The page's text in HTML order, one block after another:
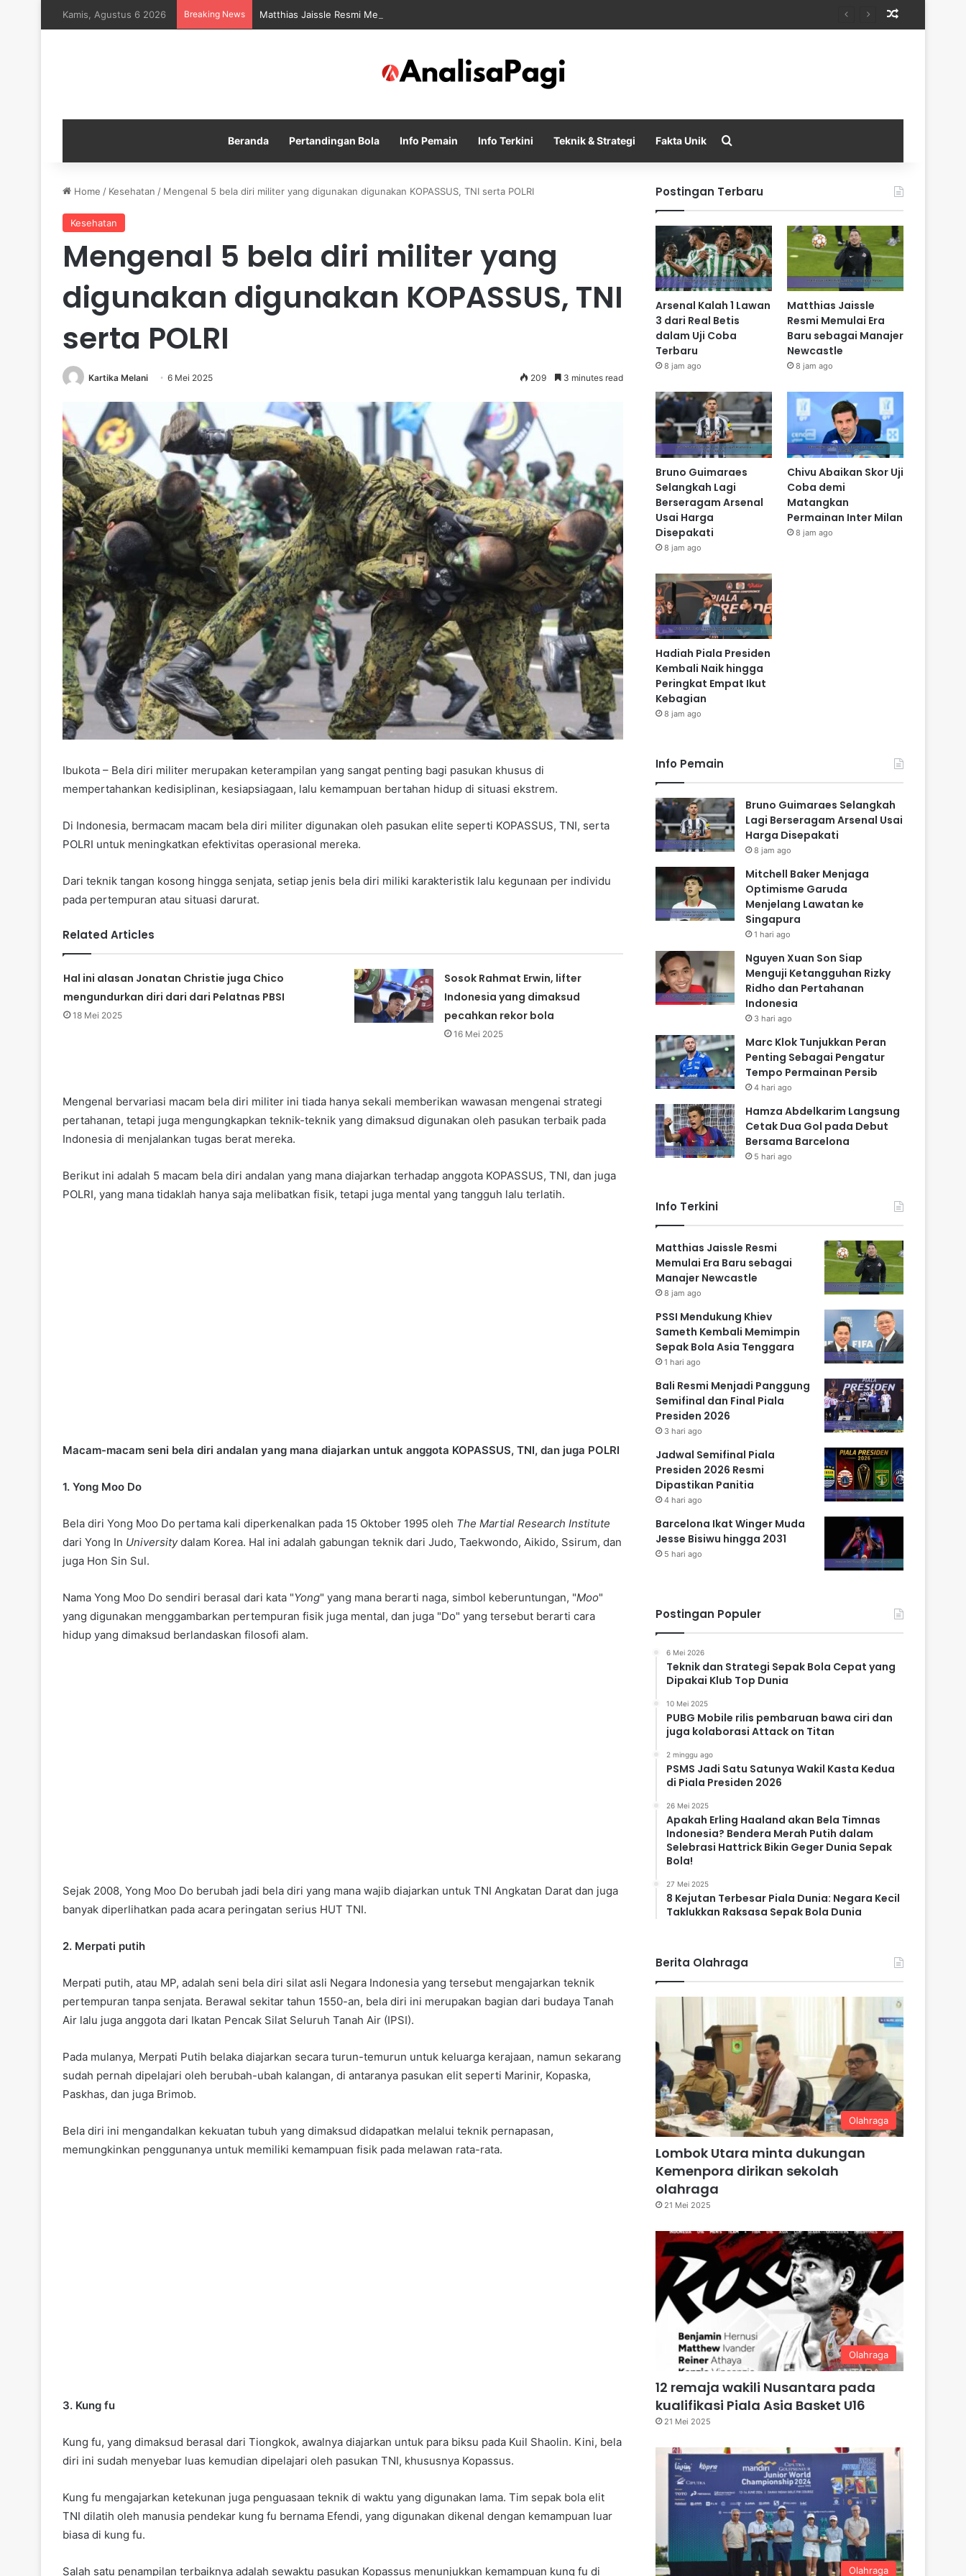
Kamis, Agustus 6 2026 Breaking News Matthias Jaissle Resmi Memulai Era Baru sebagai Manajer Newcastle
Beranda Pertandingan Bola Info Pemain Info Terkini Teknik & Strategi Fakta Unik
Home / Kesehatan / Mengenal 5 bela diri militer yang digunakan digunakan KOPASSUS, TNI serta POLRI
Kesehatan
Mengenal 5 bela diri militer yang
digunakan digunakan KOPASSUS, TNI
serta POLRI
Kartika Melani 6 Mei 2025 209 3 minutes read
Ibukota – Bela diri militer merupakan keterampilan yang sangat penting bagi pasukan khusus di
mempertahankan kedisiplinan, kesiapsiagaan, lalu kemampuan bertahan hidup di situasi ekstrem.
Di Indonesia, bermacam macam bela diri militer digunakan oleh pasukan elite seperti KOPASSUS, TNI, serta
POLRI untuk meningkatkan efektivitas operasional mereka.
Dari teknik tangan kosong hingga senjata, setiap jenis bela diri miliki karakteristik lalu kegunaan per individu
pada pertempuran atau situasi darurat.
Related Articles
Hal ini alasan Jonatan Christie juga Chico
mengundurkan diri dari dari Pelatnas PBSI
18 Mei 2025
Sosok Rahmat Erwin, lifter
Indonesia yang dimaksud
pecahkan rekor bola
16 Mei 2025
Mengenal bervariasi macam bela diri militer ini tiada hanya sekali memberikan wawasan mengenai strategi
pertahanan, tetapi juga mengungkapkan teknik-teknik yang dimaksud digunakan oleh pasukan terbaik pada
Indonesia di menjalankan tugas berat mereka.
Berikut ini adalah 5 macam bela diri andalan yang mana diajarkan terhadap anggota KOPASSUS, TNI, dan juga
POLRI, yang mana tidaklah hanya saja melibatkan fisik, tetapi juga mental yang tangguh lalu terlatih.
Macam-macam seni bela diri andalan yang mana diajarkan untuk anggota KOPASSUS, TNI, dan juga POLRI
1. Yong Moo Do
Bela diri Yong Moo Do pertama kali diperkenalkan pada 15 Oktober 1995 oleh The Martial Research Institute
dari Yong In Universitydalam Korea. Hal ini adalah gabungan teknik dari Judo, Taekwondo, Aikido, Ssirum, dan
juga Hon Sin Sul.
Nama Yong Moo Do sendiri berasal dari kata "Yong" yang mana berarti naga, simbol keberuntungan, "Moo"
yang digunakan menggambarkan pertempuran fisik juga mental, dan juga "Do" yang tersebut berarti cara
hidup yang dimaksud berlandaskan filosofi alam.
Sejak 2008, Yong Moo Do berubah jadi bela diri yang mana wajib diajarkan untuk TNI Angkatan Darat dan juga
banyak diperlihatkan pada acara peringatan serius HUT TNI.
2. Merpati putih
Merpati putih, atau MP, adalah seni bela diri silat asli Negara Indonesia yang tersebut mengajarkan teknik
pertempuran tanpa senjata. Berawal sekitar tahun 1550-an, bela diri ini merupakan bagian dari budaya Tanah
Air lalu juga anggota dari Ikatan Pencak Silat Seluruh Tanah Air (IPSI).
Pada mulanya, Merpati Putih belaka diajarkan secara turun-temurun untuk keluarga kerajaan, namun sekarang
sudah pernah dipelajari oleh berubah-ubah kalangan, di antaranya pasukan elit seperti Marinir, Kopaska,
Paskhas, dan juga Brimob.
Bela diri ini mengandalkan kekuatan tubuh yang dimaksud didapatkan melalui teknik pernapasan,
memungkinkan penggunanya untuk memiliki kemampuan fisik pada melawan rata-rata.
3. Kung fu
Kung fu, yang dimaksud berasal dari Tiongkok, awalnya diajarkan untuk para biksu pada Kuil Shaolin. Kini, bela
diri ini sudah menyebar luas kemudian dipelajari oleh pasukan TNI, khususnya Kopassus.
Kung fu mengajarkan ketekunan juga penguasaan teknik di waktu yang digunakan lama. Tim sepak bola elit
TNI dilatih oleh manusia pendekar kung fu bernama Efendi, yang digunakan dikenal dengan kemampuan luar
biasa di kung fu.
Salah satu penampilan terbaiknya adalah sewaktu pasukan Kopassus menunjukkan kemampuan kung fu di
Postingan Terbaru
Arsenal Kalah 1 Lawan
3 dari Real Betis
dalam Uji Coba
Terbaru
8 jam ago
Matthias Jaissle
Resmi Memulai Era
Baru sebagai Manajer
Newcastle
8 jam ago
Bruno Guimaraes
Selangkah Lagi
Berseragam Arsenal
Usai Harga
Disepakati
8 jam ago
Chivu Abaikan Skor Uji
Coba demi
Matangkan
Permainan Inter Milan
8 jam ago
Hadiah Piala Presiden
Kembali Naik hingga
Peringkat Empat Ikut
Kebagian
8 jam ago
Info Pemain
Bruno Guimaraes Selangkah
Lagi Berseragam Arsenal Usai
Harga Disepakati
8 jam ago
Mitchell Baker Menjaga
Optimisme Garuda
Menjelang Lawatan ke
Singapura
1 hari ago
Nguyen Xuan Son Siap
Menguji Ketangguhan Rizky
Ridho dan Pertahanan
Indonesia
3 hari ago
Marc Klok Tunjukkan Peran
Penting Sebagai Pengatur
Tempo Permainan Persib
4 hari ago
Hamza Abdelkarim Langsung
Cetak Dua Gol pada Debut
Bersama Barcelona
5 hari ago
Info Terkini
Matthias Jaissle Resmi
Memulai Era Baru sebagai
Manajer Newcastle
8 jam ago
PSSI Mendukung Khiev
Sameth Kembali Memimpin
Sepak Bola Asia Tenggara
1 hari ago
Bali Resmi Menjadi Panggung
Semifinal dan Final Piala
Presiden 2026
3 hari ago
Jadwal Semifinal Piala
Presiden 2026 Resmi
Dipastikan Panitia
4 hari ago
Barcelona Ikat Winger Muda
Jesse Bisiwu hingga 2031
5 hari ago
Postingan Populer
6 Mei 2026
Teknik dan Strategi Sepak Bola Cepat yang
Dipakai Klub Top Dunia
10 Mei 2025
PUBG Mobile rilis pembaruan bawa ciri dan
juga kolaborasi Attack on Titan
2 minggu ago
PSMS Jadi Satu Satunya Wakil Kasta Kedua
di Piala Presiden 2026
26 Mei 2025
Apakah Erling Haaland akan Bela Timnas
Indonesia? Bendera Merah Putih dalam
Selebrasi Hattrick Bikin Geger Dunia Sepak
Bola!
27 Mei 2025
8 Kejutan Terbesar Piala Dunia: Negara Kecil
Taklukkan Raksasa Sepak Bola Dunia
Berita Olahraga
Olahraga
Lombok Utara minta dukungan
Kemenpora dirikan sekolah
olahraga
21 Mei 2025
Olahraga
12 remaja wakili Nusantara pada
kualifikasi Piala Asia Basket U16
21 Mei 2025
Olahraga